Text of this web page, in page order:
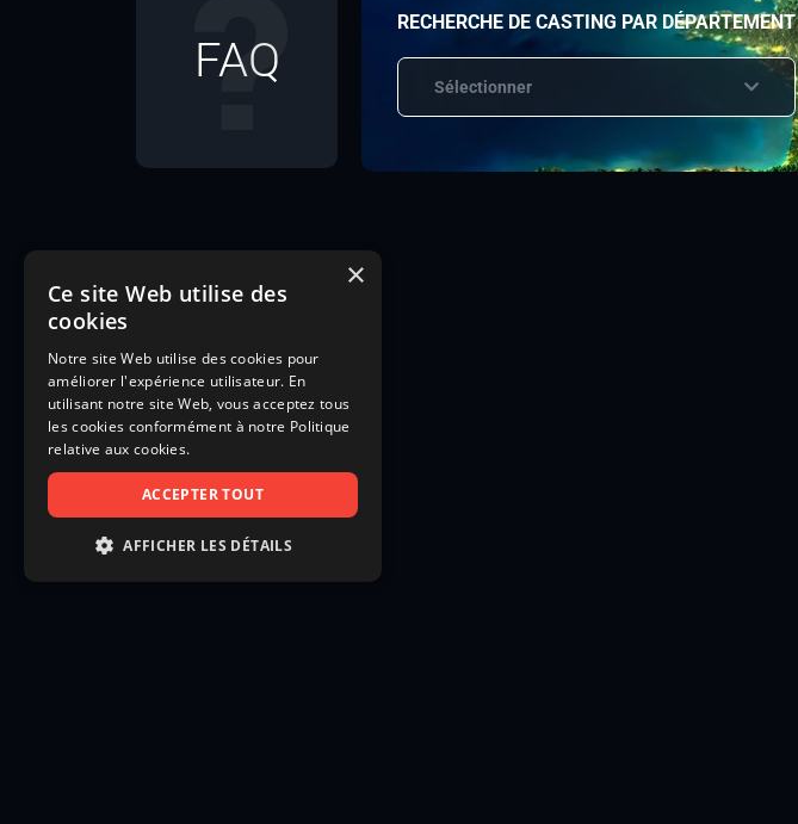
FAQ
RECHERCHE DE CASTING PAR DÉPARTEMENT
Sélectionner
×
Ce site Web utilise des
cookies
Notre site Web utilise des cookies pour
améliorer l'expérience utilisateur. En
utilisant notre site Web, vous acceptez tous
les cookies conformément à notre Politique
relative aux cookies.
ACCEPTER TOUT
AFFICHER LES DÉTAILS